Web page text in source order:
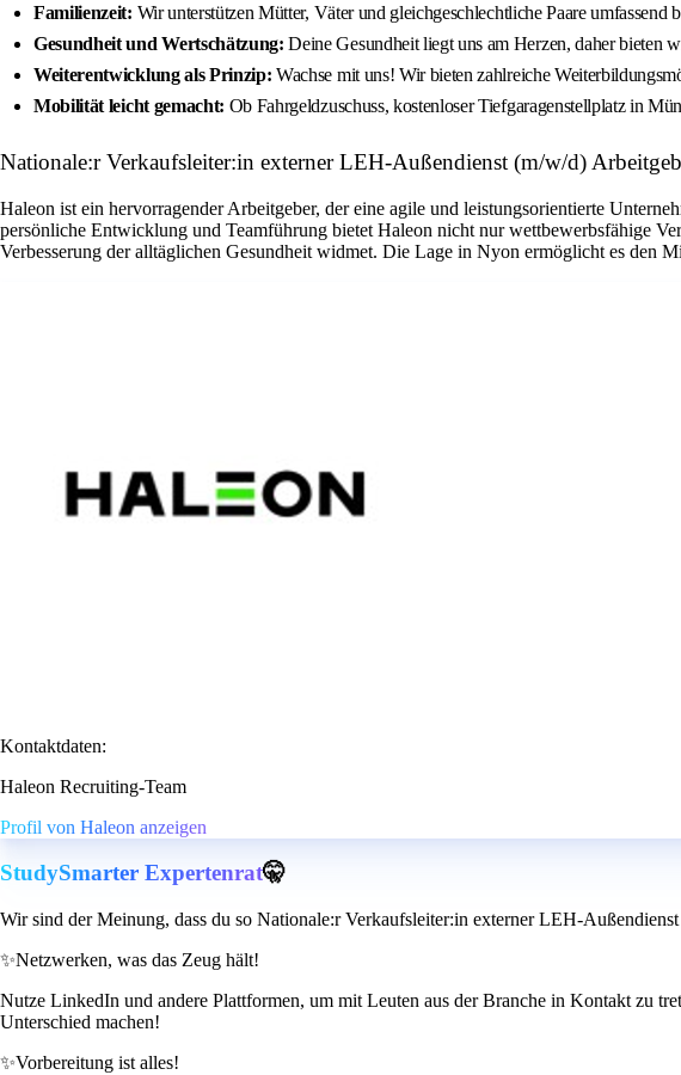
Familienzeit: Wir unterstützen Mütter, Väter und gleichgeschlechtliche Paare umfassend
Gesundheit und Wertschätzung: Deine Gesundheit liegt uns am Herzen, daher bieten
Weiterentwicklung als Prinzip: Wachse mit uns! Wir bieten zahlreiche
Mobilität leicht gemacht: Ob Fahrgeldzuschuss, kostenloser Tiefgaragenstellplatz in
Nationale:r Verkaufsleiter:in externer LEH-Außendienst (m/w/d)
Haleon ist ein hervorragender Arbeitgeber, der eine agile und leistungsorientierte
persönliche Entwicklung und Teamführung bietet Haleon nicht nur wettbewerbsfähige
Verbesserung der alltäglichen Gesundheit widmet. Die Lage in Nyon ermöglicht es den
Kontaktdaten:
Haleon Recruiting-Team
Profil von Haleon anzeigen
StudySmarter Expertenrat🤫
Wir sind der Meinung, dass du so Nationale:r Verkaufsleiter:in externer LEH-
✨Netzwerken, was das Zeug hält!
Nutze LinkedIn und andere Plattformen, um mit Leuten aus der Branche in Kontakt zu
Unterschied machen!
✨Vorbereitung ist alles!